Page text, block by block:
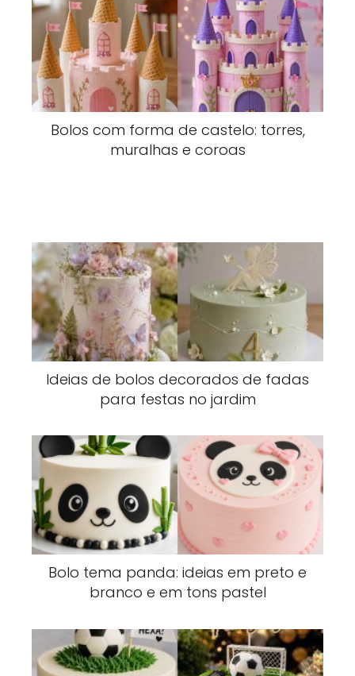
Bolos com forma de castelo: torres,
muralhas e coroas
Ideias de bolos decorados de fadas
para festas no jardim
Bolo tema panda: ideias em preto e
branco e em tons pastel